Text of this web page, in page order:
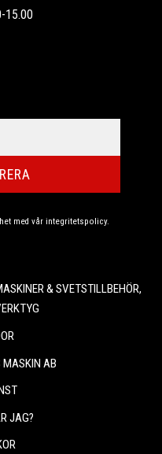
15.00
med vår integritetspolicy.
& SVETSTILLBEHÖR,
MASKIN AB
JAG?